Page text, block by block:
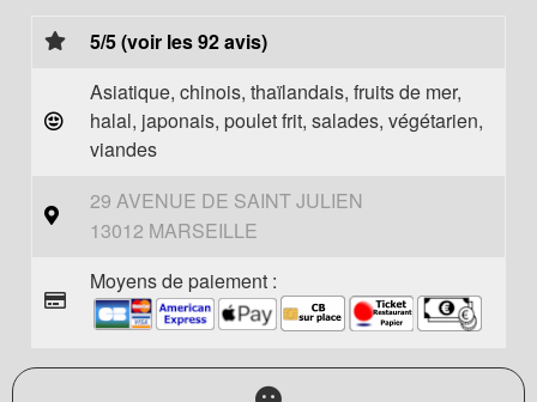
5/5 (voir les 92 avis)
Asiatique, chinois, thaïlandais, fruits de mer,
halal, japonais, poulet frit, salades, végétarien,
viandes
29 AVENUE DE SAINT JULIEN
13012 MARSEILLE
Moyens de paiement :